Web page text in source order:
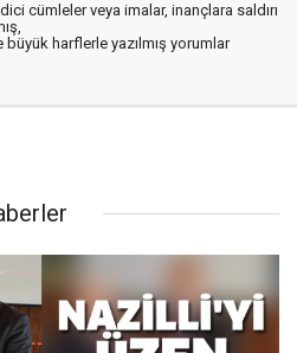
cümleler veya imalar, inançlara saldırı
harflerle yazılmış yorumlar